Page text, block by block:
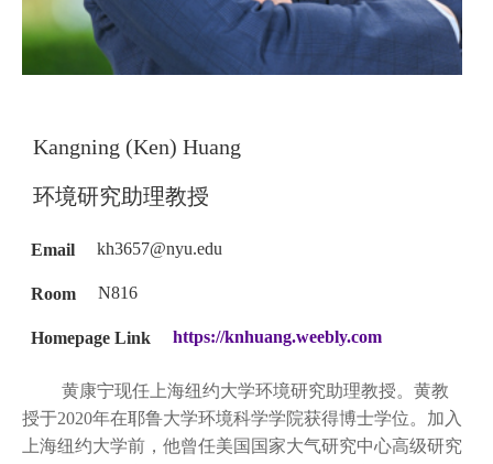
Kangning (Ken) Huang
环境研究助理教授
Email kh3657@nyu.edu
Room N816
Homepage Link https://knhuang.weebly.com
黄康宁现任上海纽约大学环境研究助理教授。黄教
授于2020年在耶鲁大学环境科学学院获得博士学位。加入
上海纽约大学前，他曾任美国国家大气研究中心高级研究